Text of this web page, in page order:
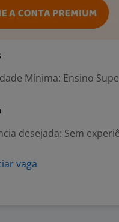
Mínima: Ensino
desejada: Sem
vaga